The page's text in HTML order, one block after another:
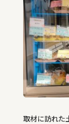
取材に訪れた